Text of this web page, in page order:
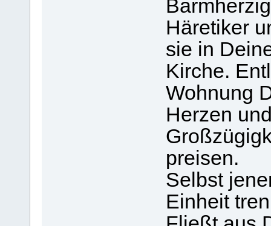
Häretiker
sie in
Kirche.
Wohnung
Herzen
preisen.
Selbst
Einheit